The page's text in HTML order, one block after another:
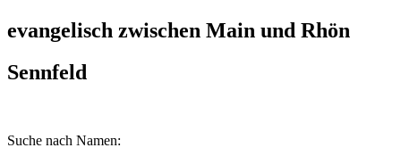
evangelisch zwischen Main und Rhön
Sennfeld
Suche nach Namen: